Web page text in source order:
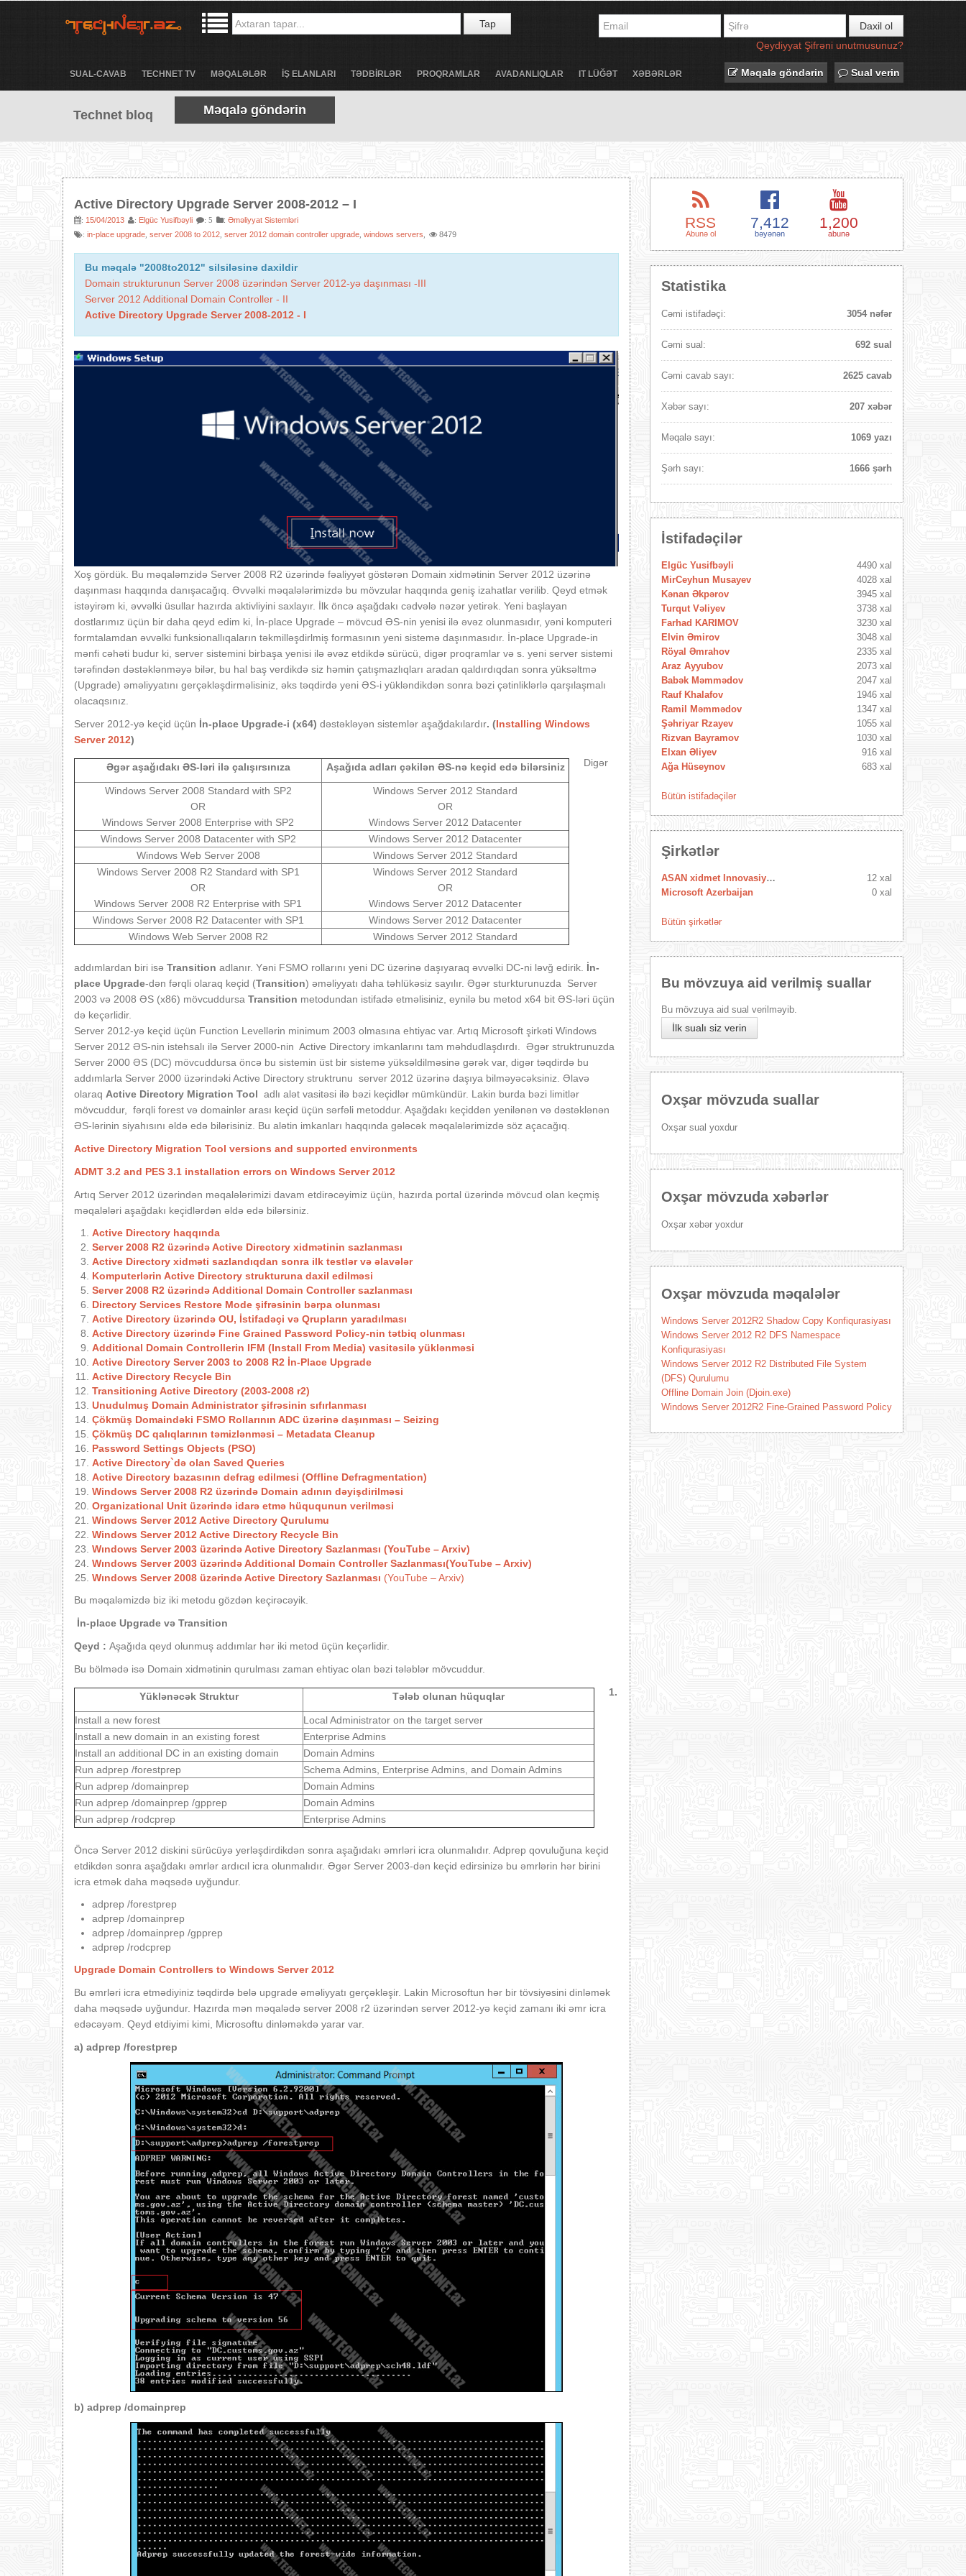
Tap
Daxil ol
Qeydiyyat Şifrəni unutmusunuz?
SUAL-CAVAB TECHNET TV MƏQALƏLƏR İŞ ELANLARI TƏDBİRLƏR PROQRAMLAR AVADANLIQLAR IT LÜĞƏT XƏBƏRLƏR Məqalə göndərin Sual verin
Technet bloq Məqalə göndərin
Active Directory Upgrade Server 2008-2012 – I
: 15/04/2013 : Elgüc Yusifbəyli : 5 : Əməliyyat Sistemləri
: in-place upgrade server 2008 to 2012 server 2012 domain controller upgrade windows servers 8479
Bu məqalə "2008to2012" silsiləsinə daxildir
Domain strukturunun Server 2008 üzərindən Server 2012-yə daşınması -III
Server 2012 Additional Domain Controller - II
Active Directory Upgrade Server 2008-2012 - I
Xoş gördük. Bu məqaləmzidə Server 2008 R2 üzərində fəaliyyət göstərən Domain xidmətinin Server 2012 üzərinə
daşınması haqqında danışacağıq. Əvvəlki məqalələrimizdə bu mövzular haqqında geniş izahatlar verilib. Qeyd etmək
istəyirəm ki, əvvəlki üsullar hazırda aktivliyini saxlayır. İlk öncə aşağdakı cədvələ nəzər yetirək. Yeni başlayan
dostlarımız üçün bir daha qeyd edim ki, İn-place Upgrade – mövcud ƏS-nin yenisi ilə əvəz olunmasıdır, yəni komputeri
formtalamdan əvvəlki funksionallıqaların təkmilləşdirlmiş formasının yeni sistemə daşınmasıdır. İn-place Upgrade-in
mənfi cəhəti budur ki, server sistemini birbaşa yenisi ilə əvəz etdikdə sürücü, digər proqramlar və s. yeni server sistemi
tərəfindən dəstəklənməyə bilər, bu hal baş verdikdə siz həmin çatışmazlıqları aradan qaldırdıqdan sonra yüksəltmə
(Upgrade) əməliyyatını gerçəkləşdirməlisiniz, əks təqdirdə yeni ƏS-i yükləndikdən sonra bəzi çətinliklərlə qarşılaşmalı
olacaqsınız.
Server 2012-yə keçid üçün İn-place Upgrade-i (x64) dəstəkləyən sistemlər aşağdakılardır. (Installing Windows
Server 2012)
Əgər aşağıdakı ƏS-ləri ilə çalışırsınıza Aşağıda adları çəkilən ƏS-nə keçid edə bilərsiniz
Windows Server 2008 Standard with SP2
OR
Windows Server 2008 Enterprise with SP2
Windows Server 2012 Standard
OR
Windows Server 2012 Datacenter
Windows Server 2008 Datacenter with SP2
Windows Server 2012 Datacenter
Windows Web Server 2008
Windows Server 2012 Standard
Windows Server 2008 R2 Standard with SP1
OR
Windows Server 2008 R2 Enterprise with SP1
Windows Server 2012 Standard
OR
Windows Server 2012 Datacenter
Windows Server 2008 R2 Datacenter with SP1
Windows Server 2012 Datacenter
Windows Web Server 2008 R2
Windows Server 2012 Standard
Digər
addımlardan biri isə Transition adlanır. Yəni FSMO rollarını yeni DC üzərinə daşıyaraq əvvəlki DC-ni ləvğ edirik. İn-
place Upgrade-dən fərqli olaraq keçid (Transition) əməliyyatı daha təhlükəsiz sayılır. Əgər sturkturunuzda Server
2003 və 2008 ƏS (x86) mövcuddursa Transition metodundan istifadə etməlisiniz, eynilə bu metod x64 bit ƏS-ləri üçün
də keçərlidir.
Server 2012-yə keçid üçün Function Levellərin minimum 2003 olmasına ehtiyac var. Artıq Microsoft şirkəti Windows
Server 2012 ƏS-nin istehsalı ilə Server 2000-nin Active Directory imkanlarını tam məhdudlaşdırdı. Əgər struktrunuzda
Server 2000 ƏS (DC) mövcuddursa öncə bu sistemin üst bir sistemə yüksəldilməsinə gərək var, digər təqdirdə bu
addımlarla Server 2000 üzərindəki Active Directory struktrunu server 2012 üzərinə daşıya bilməyəcəksiniz. Əlavə
olaraq Active Directory Migration Tool adlı alət vasitəsi ilə bəzi keçidlər mümkündür. Lakin burda bəzi limitlər
mövcuddur, fərqli forest və domainlər arası keçid üçün sərfəli metoddur. Aşağdakı keçiddən yenilənən və dəstəklənən
ƏS-lərinin siyahısını əldə edə bilərisiniz. Bu alətin imkanları haqqında gələcək məqalələrimizdə söz açacağıq.
Active Directory Migration Tool versions and supported environments
ADMT 3.2 and PES 3.1 installation errors on Windows Server 2012
Artıq Server 2012 üzərindən məqalələrimizi davam etdirəcəyimiz üçün, hazırda portal üzərində mövcud olan keçmiş
məqalələri aşağdakı keçidlərdən əldə edə bilərsiniz.
Active Directory haqqında
Server 2008 R2 üzərində Active Directory xidmətinin sazlanması
Active Directory xidməti sazlandıqdan sonra ilk testlər və əlavələr
Komputerlərin Active Directory strukturuna daxil edilməsi
Server 2008 R2 üzərində Additional Domain Controller sazlanması
Directory Services Restore Mode şifrəsinin bərpa olunması
Active Directory üzərində OU, İstifadəçi və Qrupların yaradılması
Active Directory üzərində Fine Grained Password Policy-nin tətbiq olunması
Additional Domain Controllerin IFM (Install From Media) vasitəsilə yüklənməsi
Active Directory Server 2003 to 2008 R2 İn-Place Upgrade
Active Directory Recycle Bin
Transitioning Active Directory (2003-2008 r2)
Unudulmuş Domain Administrator şifrəsinin sıfırlanması
Çökmüş Domaindəki FSMO Rollarının ADC üzərinə daşınması – Seizing
Çökmüş DC qalıqlarının təmizlənməsi – Metadata Cleanup
Password Settings Objects (PSO)
Active Directory`də olan Saved Queries
Active Directory bazasının defrag edilmesi (Offline Defragmentation)
Windows Server 2008 R2 üzərində Domain adının dəyişdirilməsi
Organizational Unit üzərində idarə etmə hüququnun verilməsi
Windows Server 2012 Active Directory Qurulumu
Windows Server 2012 Active Directory Recycle Bin
Wındows Server 2003 üzərində Active Directory Sazlanması (YouTube – Arxiv)
Wındows Server 2003 üzərində Additional Domain Controller Sazlanması(YouTube – Arxiv)
Wındows Server 2008 üzərində Active Directory Sazlanması (YouTube – Arxiv)
Bu məqaləmizdə biz iki metodu gözdən keçirəcəyik.
İn-place Upgrade və Transition
Qeyd : Aşağıda qeyd olunmuş addımlar hər iki metod üçün keçərlidir.
Bu bölmədə isə Domain xidmətinin qurulması zaman ehtiyac olan bəzi tələblər mövcuddur.
Yüklənəcək Struktur Tələb olunan hüquqlar
Install a new forest
Local Administrator on the target server
Install a new domain in an existing forest
Enterprise Admins
Install an additional DC in an existing domain
Domain Admins
Run adprep /forestprep
Schema Admins, Enterprise Admins, and Domain Admins
Run adprep /domainprep
Domain Admins
Run adprep /domainprep /gpprep
Domain Admins
Run adprep /rodcprep
Enterprise Admins
1.
Öncə Server 2012 diskini sürücüyə yerləşdirdikdən sonra aşağıdakı əmrləri icra olunmalıdır. Adprep qovuluğuna keçid
etdikdən sonra aşağdakı əmrlər ardıcıl icra olunmalıdır. Əgər Server 2003-dən keçid edirsinizə bu əmrlərin hər birini
icra etmək daha məqsədə uyğundur.
adprep /forestprep
adprep /domainprep
adprep /domainprep /gpprep
adprep /rodcprep
Upgrade Domain Controllers to Windows Server 2012
Bu əmrləri icra etmədiyiniz təqdirdə belə upgrade əməliyyatı gerçəkləşir. Lakin Microsoftun hər bir tövsiyəsini dinləmək
daha məqsədə uyğundur. Hazırda mən məqalədə server 2008 r2 üzərindən server 2012-yə keçid zamanı iki əmr icra
edəcəyəm. Qeyd etdiyimi kimi, Microsoftu dinləməkdə yarar var.
a) adprep /forestprep
b) adprep /domainprep
RSS
Abunə ol
7,412
bəyənən
1,200
abunə
Statistika
Cəmi istifadəçi: 3054 nəfər
Cəmi sual: 692 sual
Cəmi cavab sayı: 2625 cavab
Xəbər sayı: 207 xəbər
Məqalə sayı: 1069 yazı
Şərh sayı: 1666 şərh
İstifadəçilər
Elgüc Yusifbəyli
4490 xal
MirCeyhun Musayev
4028 xal
Kənan Əkpərov
3945 xal
Turqut Vəliyev
3738 xal
Farhad KARIMOV
3230 xal
Elvin Əmirov
3048 xal
Röyal Əmrahov
2335 xal
Araz Ayyubov
2073 xal
Babək Məmmədov
2047 xal
Rauf Khalafov
1946 xal
Ramil Məmmədov
1347 xal
Şəhriyar Rzayev
1055 xal
Rizvan Bayramov
1030 xal
Elxan Əliyev
916 xal
Ağa Hüseynov
683 xal
Bütün istifadəçilər
Şirkətlər
ASAN xidmet Innovasiya Mərkəzi
12 xal
Microsoft Azerbaijan
0 xal
Bütün şirkətlər
Bu mövzuya aid verilmiş suallar
Bu mövzuya aid sual verilməyib.
İlk sualı siz verin
Oxşar mövzuda suallar
Oxşar sual yoxdur
Oxşar mövzuda xəbərlər
Oxşar xəbər yoxdur
Oxşar mövzuda məqalələr
Windows Server 2012R2 Shadow Copy Konfiqurasiyası
Windows Server 2012 R2 DFS Namespace
Konfiqurasiyası
Windows Server 2012 R2 Distributed File System
(DFS) Qurulumu
Offline Domain Join (Djoin.exe)
Windows Server 2012R2 Fine-Grained Password Policy